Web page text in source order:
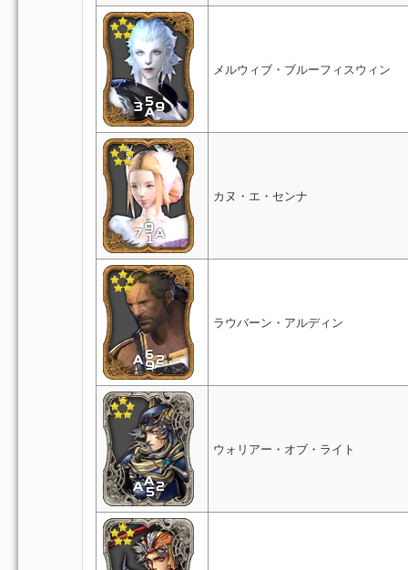
メルウィブ・ブルーフィスウィン
カヌ・エ・センナ
ラウバーン・アルディン
ウォリアー・オブ・ライト